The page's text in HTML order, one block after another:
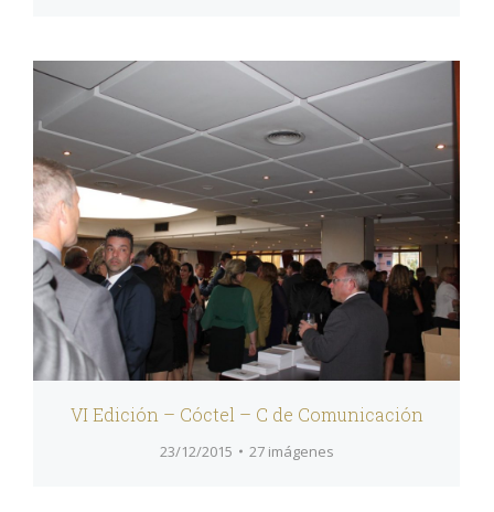
VI Edición – Cóctel – C de Comunicación
23/12/2015 27 imágenes